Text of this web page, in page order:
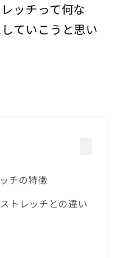
ッチって何な
ていこうと思い
チの特徴
トレッチとの違い